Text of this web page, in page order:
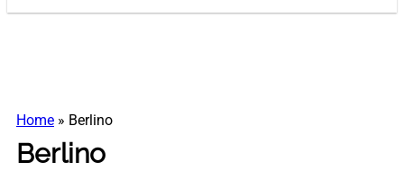
Home » Berlino
Berlino